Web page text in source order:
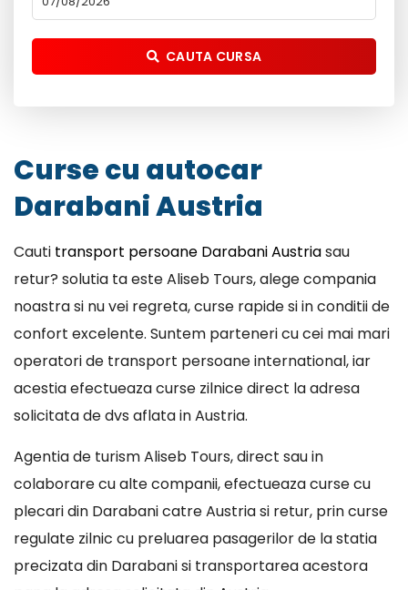
CAUTA CURSA
Curse cu autocar
Darabani Austria
Cauti transport persoane Darabani Austriasau
retur? solutia ta este Aliseb Tours, alege compania
noastra si nu vei regreta, curse rapide si in conditii de
confort excelente. Suntem parteneri cu cei mai mari
operatori de transport persoane international, iar
acestia efectueaza curse zilnice direct la adresa
solicitata de dvs aflata in Austria.
Agentia de turism Aliseb Tours, direct sau in
colaborare cu alte companii, efectueaza curse cu
plecari din Darabani catre Austria si retur, prin curse
regulate zilnic cu preluarea pasagerilor de la statia
precizata din Darabani si transportarea acestora